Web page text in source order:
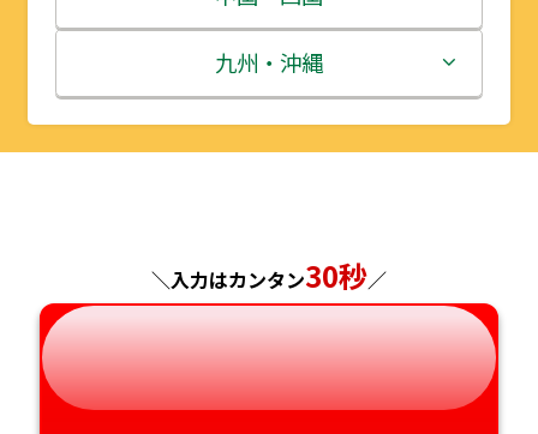
秋田県
山形県
埼玉県
千葉県
石川県
福井県
岐阜県
静岡県
滋賀県
京都府
奈良県
和歌山県
鳥取県
島根県
山口県
徳島県
九州・沖縄
福岡県
熊本県
大分県
＼入力はカンタン30秒／